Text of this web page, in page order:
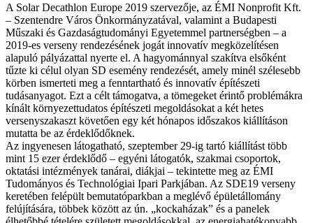
A Solar Decathlon Europe 2019 szervezője, az ÉMI Nonprofit Kft.
– Szentendre Város Önkormányzatával, valamint a Budapesti
Műszaki és Gazdaságtudományi Egyetemmel partnerségben – a
2019-es verseny rendezésének jogát innovatív megközelítésen
alapuló pályázattal nyerte el. A hagyománnyal szakítva elsőként
tűzte ki célul olyan SD esemény rendezését, amely minél szélesebb
körben ismerteti meg a fenntartható és innovatív építészeti
tudásanyagot. Ezt a célt támogatva, a tömegeket érintő problémákra
kínált környezettudatos építészeti megoldásokat a két hetes
versenyszakaszt követően egy két hónapos időszakos kiállításon
mutatta be az érdeklődőknek.
Az ingyenesen látogatható, szeptember 29-ig tartó kiállítást több
mint 15 ezer érdeklődő – egyéni látogatók, szakmai csoportok,
oktatási intézmények tanárai, diákjai – tekintette meg az ÉMI
Tudományos és Technológiai Ipari Parkjában. Az SDE19 verseny
keretében felépült bemutatóparkban a meglévő épületállomány
felújítására, többek között az ún. „kockaházak” és a panelek